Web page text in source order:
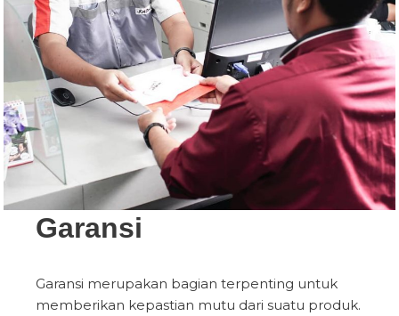
Garansi
Garansi merupakan bagian terpenting untuk
memberikan kepastian mutu dari suatu produk.